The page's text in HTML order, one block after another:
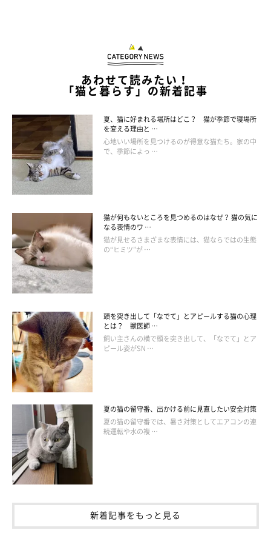
く見ておくと、体調不良との区別がしやすいでしょう。
（監修：ねこのきもち獣医師相談室 獣医師・原駿太朗先生）
取材・文／平岡紗季
※記事と写真に関連性はありませんので予めご了承ください。
※記事の内容は2024年6月時点の情報です。
あわせて読みたい！
「猫と暮らす」の新着記事
夏、猫に好まれる場所はどこ？ 猫が季節で寝場所
を変える理由と …
心地いい場所を見つけるのが得意な猫たち。家の中
で、季節によっ …
猫が何もないところを見つめるのはなぜ？ 猫の気に
なる表情のワ …
猫が見せるさまざまな表情には、猫ならではの生態
の“ヒミツ”が …
頭を突き出して「なでて」とアピールする猫の心理
とは？ 獣医師 …
飼い主さんの横で頭を突き出して、「なでて」とア
ピール姿がSN …
夏の猫の留守番、出かける前に見直したい安全対策
夏の猫の留守番では、暑さ対策としてエアコンの連
続運転や水の複 …
新着記事をもっと見る